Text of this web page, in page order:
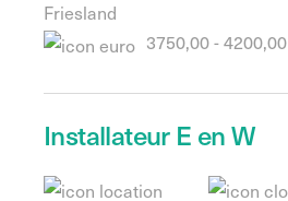
Friesland
3750,00 - 4200,00
Installateur E en W